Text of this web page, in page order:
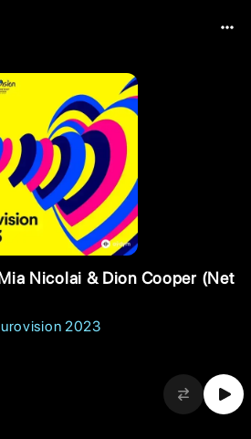
Nicolai & Dion Cooper (Net
2023